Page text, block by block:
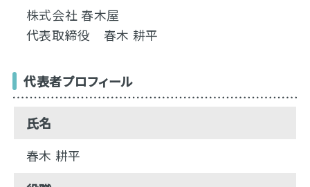
株式会社 春木屋
代表取締役 春木 耕平
代表者プロフィール
氏名
春木 耕平